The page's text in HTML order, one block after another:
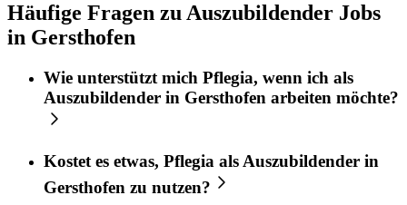
Häufige Fragen zu Auszubildender Jobs
in Gersthofen
Wie unterstützt mich Pflegia, wenn ich als
Auszubildender in Gersthofen arbeiten möchte?
Kostet es etwas, Pflegia als Auszubildender in
Gersthofen zu nutzen?